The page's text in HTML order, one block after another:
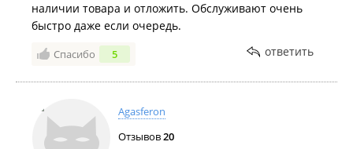
наличии товара и отложить. Обслуживают очень
быстро даже если очередь.
Спасибо 5 ответить
Agasferon
Отзывов20